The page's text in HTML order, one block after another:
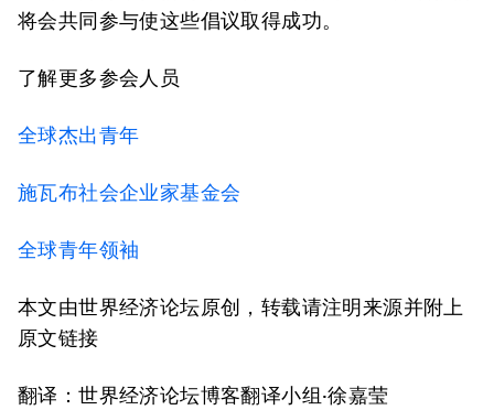
将会共同参与使这些倡议取得成功。
了解更多参会人员
全球杰出青年
施瓦布社会企业家基金会
全球青年领袖
本文由世界经济论坛原创，转载请注明来源并附上
原文链接
翻译：世界经济论坛博客翻译小组·徐嘉莹